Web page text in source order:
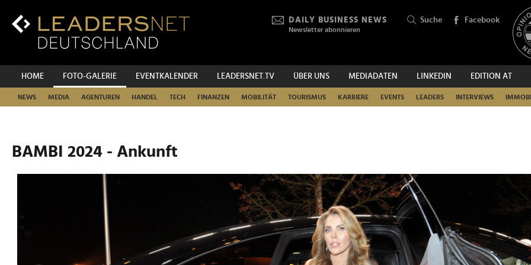
Inhalt
Hauptnavigation
DAILY BUSINESS NEWS
Newsletter abonnieren
Suche Facebook
HOME FOTO-GALERIE EVENTKALENDER LEADERSNET.TV ÜBER UNS MEDIADATEN LINKEDIN EDITION AT
NEWS MEDIA AGENTUREN HANDEL TECH FINANZEN MOBILITÄT TOURISMUS KARRIERE EVENTS LEADERS INTERVIEWS
SUCHEN
BAMBI 2024 - Ankunft